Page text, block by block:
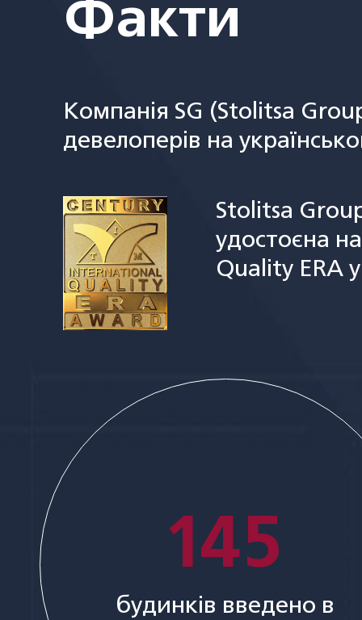
Факти
Компанія SG (Stolitsa
девелоперів на
Stolitsa
удостоєна
Quality ERA
145
будинків введено в